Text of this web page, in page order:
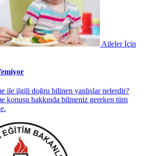
Aileler İçin
ile ilgili doğru bilinen yanlışlar nelerdir?
konusu hakkında bilmeniz gereken tüm